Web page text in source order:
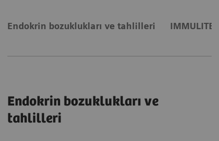
Endokrin bozuklukları ve tahlilleri
Endokrin bozuklukları ve
tahlilleri